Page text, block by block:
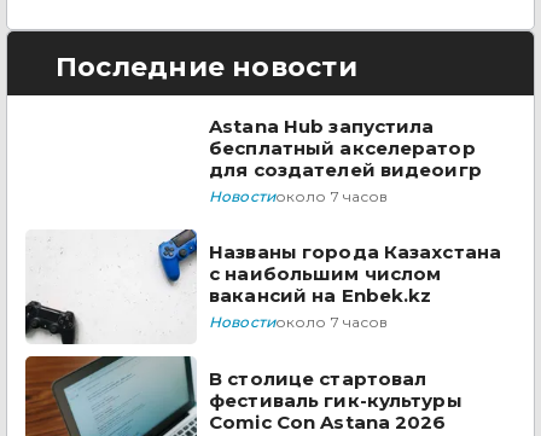
Последние новости
Astana Hub запустила
бесплатный акселератор
для создателей видеоигр
Новостиоколо 7 часов
Названы города Казахстана
с наибольшим числом
вакансий на Enbek.kz
Новостиоколо 7 часов
В столице стартовал
фестиваль гик-культуры
Comic Con Astana 2026